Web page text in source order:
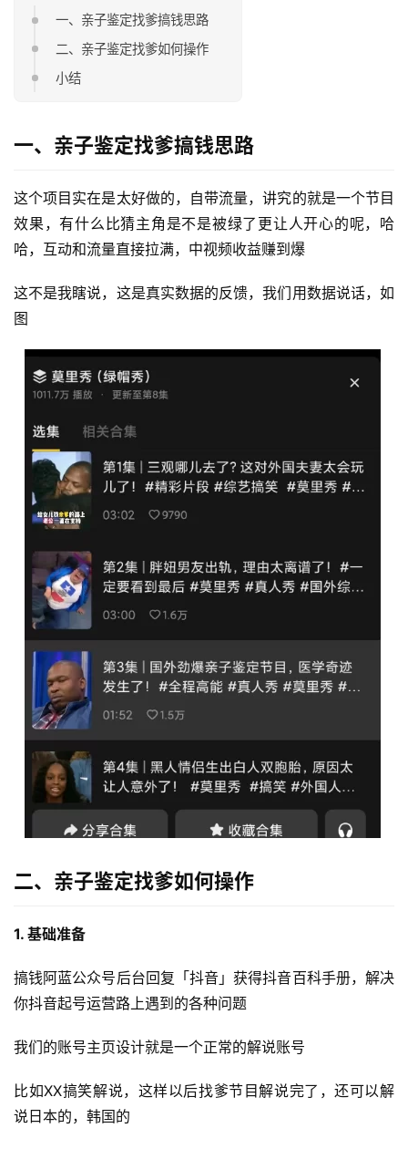
页
行
业
讯
开
眼
一、亲子鉴定找爹搞钱思路
二、亲子鉴定找爹如何操作
小结
一、亲子鉴定找爹搞钱思路
这个项目实在是太好做的，自带流量，讲究的就是一个节目
效果，有什么比猜主角是不是被绿了更让人开心的呢，哈
哈，互动和流量直接拉满，中视频收益赚到爆
这不是我瞎说，这是真实数据的反馈，我们用数据说话，如
图
二、亲子鉴定找爹如何操作
1. 基础准备
搞钱阿蓝公众号后台回复「抖音」获得抖音百科手册，解决
你抖音起号运营路上遇到的各种问题
我们的账号主页设计就是一个正常的解说账号
比如XX搞笑解说，这样以后找爹节目解说完了，还可以解
说日本的，韩国的